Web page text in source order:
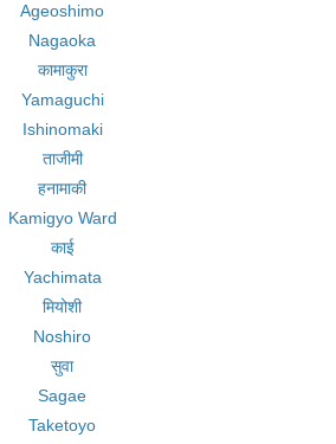
Ageoshimo
Nagaoka
कामाकुरा
Yamaguchi
Ishinomaki
ताजीमी
हनामाकी
Kamigyo Ward
काई
Yachimata
मियोशी
Noshiro
सुवा
Sagae
Taketoyo